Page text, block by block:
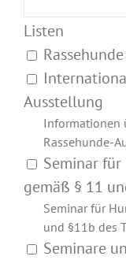
Listen
Ausstellung
Informationen
Rassehunde-
Seminar
gemäß § 11
Seminar für
und §11b des
Seminare